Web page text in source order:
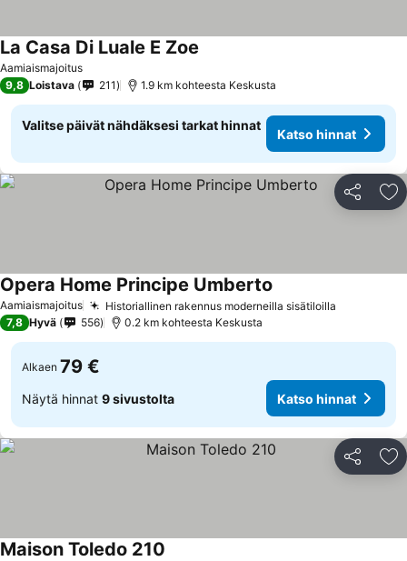
Aamiaismajoitus
La Casa Di Luale E Zoe
9,8 Loistava 211 1.9 km kohteesta Keskusta
Valitse päivät nähdäksesi tarkat hinnat
Katso hinnat
Jaa
Aamiaismajoitus Historiallinen rakennus moderneilla sisätiloilla
Opera Home Principe Umberto
7,8 Hyvä 556 0.2 km kohteesta Keskusta
Alkaen 79 €
Näytä hinnat 9 sivustolta Katso hinnat
Jaa
Maison Toledo 210